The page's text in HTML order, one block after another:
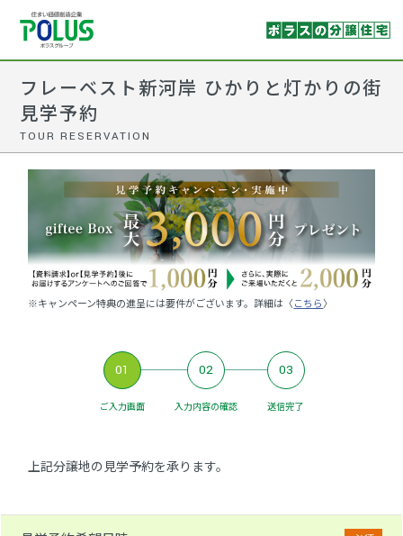
フレーベスト新河岸 ひかりと灯かりの街
見学予約
TOUR RESERVATION
※キャンペーン特典の進呈には要件がございます。詳細は〈こちら〉
01
ご入力画面
02
入力内容の確認
03
送信完了
上記分譲地の見学予約を承ります。